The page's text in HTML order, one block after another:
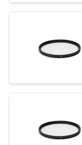
WYCIECZKA
FABRYCE
JAKOŚCI
SKONTAKTUJ